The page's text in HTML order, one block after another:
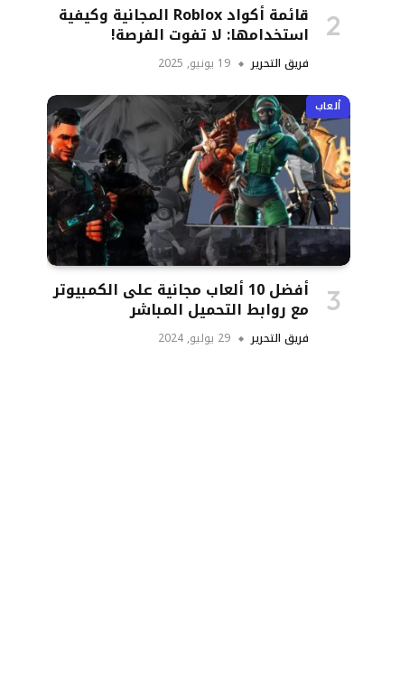
قائمة أكواد Roblox المجانية وكيفية
استخدامها: لا تفوت الفرصة!
فريق التحرير 19 يونيو, 2025
ألعاب
أفضل 10 ألعاب مجانية على الكمبيوتر
مع روابط التحميل المباشر
فريق التحرير 29 يوليو, 2024